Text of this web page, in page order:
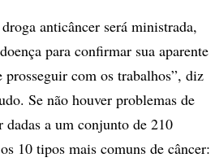
anticâncer será ministrada,
para confirmar sua aparente
prosseguir com os trabalhos”, diz
Se não houver problemas de
dadas a um conjunto de 210
10 tipos mais comuns de câncer: